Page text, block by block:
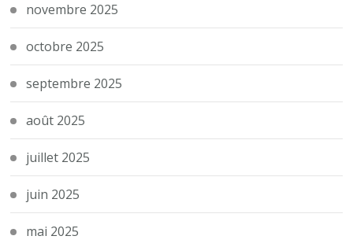
novembre 2025
octobre 2025
septembre 2025
août 2025
juillet 2025
juin 2025
mai 2025